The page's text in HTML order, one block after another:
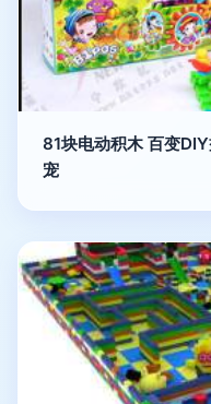
81块电动积木 百变
宠